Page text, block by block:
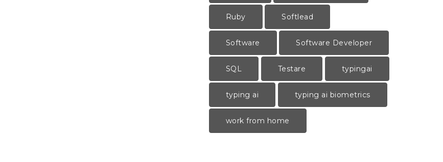
Ruby Softlead
Software Software Developer
SQL Testare typingai
typing ai typing ai biometrics
work from home